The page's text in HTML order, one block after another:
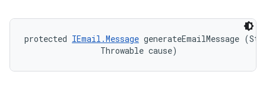
protected IEmail.Message generateEmailMessage
                Throwable cause)